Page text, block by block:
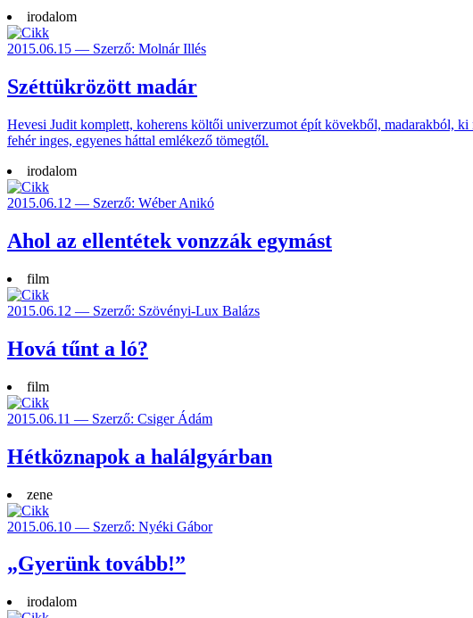
irodalom
2015.06.15 — Szerző: Molnár Illés
Széttükrözött madár
Hevesi Judit komplett, koherens költői univer­zumot épít kövek­ből, mada­rakból,
fehér inges, egye­nes háttal emlé­kező tömegtől.
irodalom
2015.06.12 — Szerző: Wéber Anikó
Ahol az ellentétek vonzzák egymást
film
2015.06.12 — Szerző: Szövényi-Lux Balázs
Hová tűnt a ló?
film
2015.06.11 — Szerző: Csiger Ádám
Hétköznapok a halálgyárban
zene
2015.06.10 — Szerző: Nyéki Gábor
„Gyerünk tovább!”
irodalom